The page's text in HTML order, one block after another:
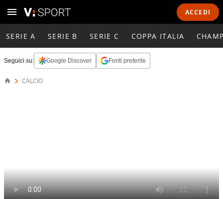
ACCEDI
SERIE A SERIE B SERIE C COPPA ITALIA
Seguici su: Google Discover Fonti preferite
CALCIO